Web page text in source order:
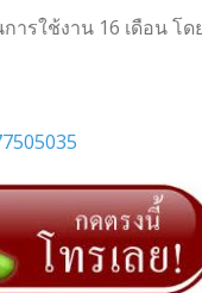
ารใช้งาน 16 เดือน โ